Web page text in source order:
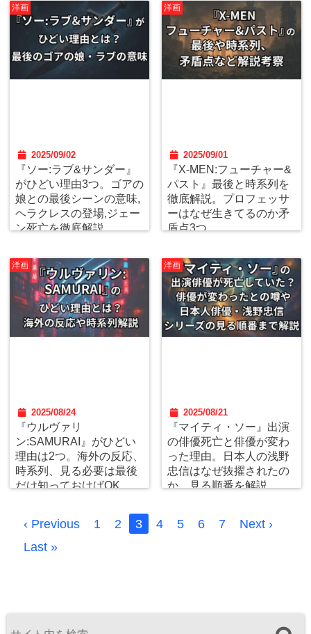
洋画
2025/09/02
『ソー:ラブ&サンダー』
がひどい理由3つ。ゴアの
娘との最後シーンの意味,
ヘラクレスの登場,ジェー
ン死亡を徹底解説。
洋画
2025/09/01
『X-MEN:フューチャー&
パスト』最後と時系列を
徹底解説。プロフェッサ
ーはなぜ生きてるのか矛
盾点3つ。
洋画
2025/08/24
『ウルヴァリ
ン:SAMURAI』がひどい
理由は2つ。海外の反応、
時系列、見る必要は最後
だけ知っておけばOK。
洋画
2025/08/21
『マイティ・ソー』出演
の俳優死亡と俳優が変わ
った理由。日本人の浅野
忠信はなぜ抜擢されたの
か、見る順番を解説。
‹ Previous 1 2 3 4 5 6 7
Next ›
Last »